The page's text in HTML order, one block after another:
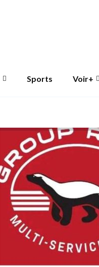
Sports Voir+